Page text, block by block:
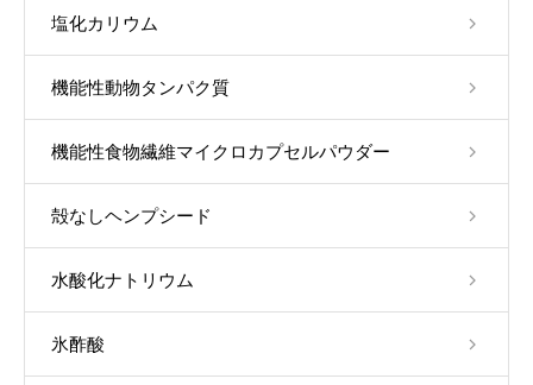
塩化カリウム
機能性動物タンパク質
機能性食物繊維マイクロカプセルパウダー
殻なしヘンプシード
水酸化ナトリウム
氷酢酸